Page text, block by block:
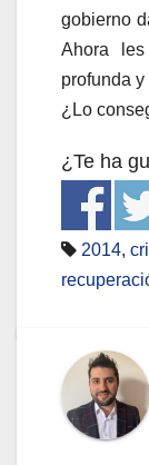
gobierno
Ahora
profunda
¿Lo
¿Te ha
2014,